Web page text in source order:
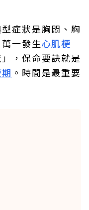
症狀是胸悶、胸
一發生心肌梗
，保命要訣就是
。時間是最重要